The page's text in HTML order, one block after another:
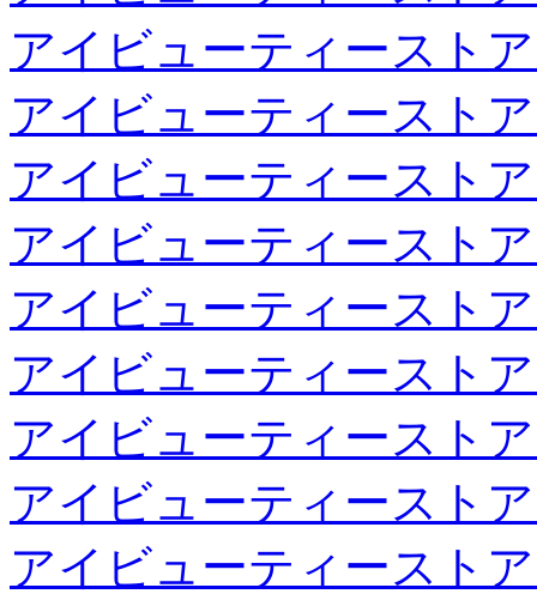
アイビューティースト
アイビューティースト
アイビューティースト
アイビューティースト
アイビューティースト
アイビューティースト
アイビューティースト
アイビューティースト
アイビューティースト